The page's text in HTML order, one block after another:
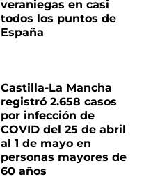
veraniegas en casi
todos los puntos de
España
Castilla-La Mancha
registró 2.658 casos
por infección de
COVID del 25 de abril
al 1 de mayo en
personas mayores de
60 años